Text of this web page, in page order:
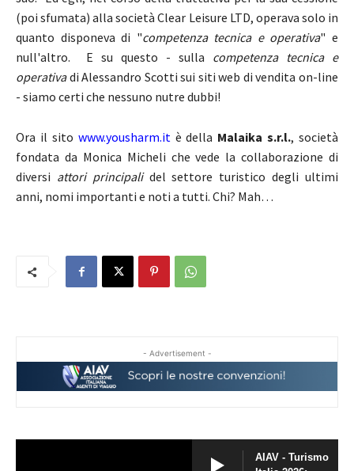
(poi sfumata) alla società Clear Leisure LTD, operava solo in
quanto disponeva di "competenza tecnica e operativa" e
null'altro. E su questo - sulla competenza tecnica e
operativadi Alessandro Scotti sui siti web di vendita on-line
- siamo certi che nessuno nutre dubbi!
Ora il sito www.yousharm.itè della Malaika s.r.l., società
fondata da Monica Micheli che vede la collaborazione di
diversi attori principalidel settore turistico degli ultimi
anni, nomi importanti e noti a tutti. Chi? Mah…
- Advertisement -
AIAV - Turismo